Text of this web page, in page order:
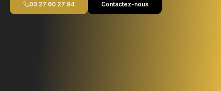
03 27 60 27 84 Contactez-nous